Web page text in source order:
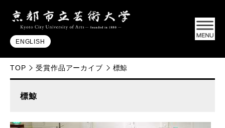
ENGLISH
TOP 受賞作品アーカイブ 標鯨
標鯨